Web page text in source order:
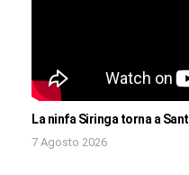
La ninfa Siringa torna a
7 Agosto 2026